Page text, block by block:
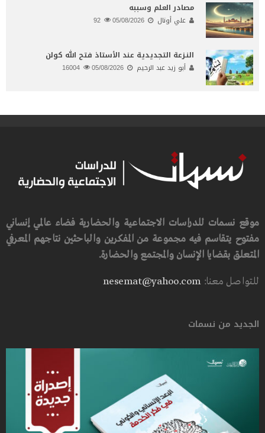
مصادر العلم وسببه
علي أونال 05/08/2026
النـزعة التجديدية عند الأستاذ فتح الله كولن
أبو زيد عبد الرحيم 05/08/2026
موقع نسمات للدراسات الاجتماعية والحضارية فضاء عالمي إنساني
مفتوح يتقاسم فيه مجموعة من المفكرين والباحثين نتاجهم المعرفي
المتعلق بقضايا الإنسان والمجتمع والحضارة.
للتواصل معنا:nesemat@yahoo.com
الجديد من نسمات